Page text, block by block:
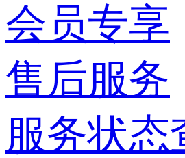
会员专享
售后服务
服务状态